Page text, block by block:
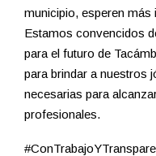
municipio, esperen
Estamos convencidos
para el futuro de
para brindar a nuestros
necesarias para
profesionales.